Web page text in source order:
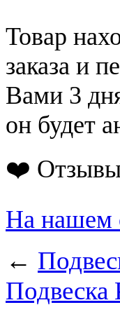
Товар
заказа и
Вами 3
он будет
❤️
На нашем
←
Подвеска